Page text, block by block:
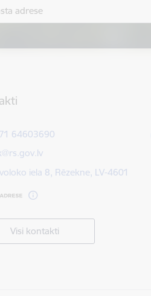
64603690
iela 8, Rēzekne, LV-4601
Visi kontakti